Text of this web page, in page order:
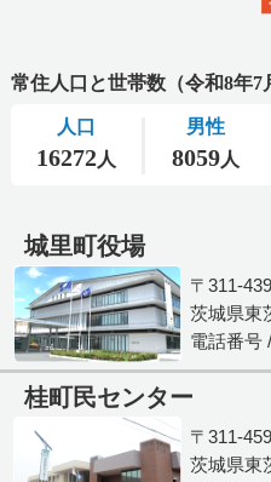
城里町役場
〒311-
茨城県東
電話番号
桂町民センター
〒311-
茨城県東